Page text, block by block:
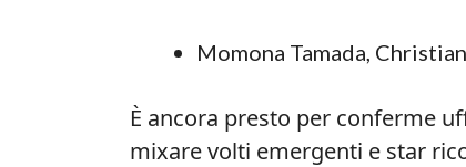
Momona Tamada,
È ancora presto per conferme
mixare volti emergenti e star